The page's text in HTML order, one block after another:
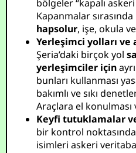
bölgeler “kapalı
Kapanmalar
hapsolur, işe, okula
Yerleşimci yolları ve
Şeria’daki birçok yol
yerleşimciler için
bunları kullanması
bakımlı ve sıkı
Araçlara el konulması
Keyfi tutuklamalar
bir kontrol
isimleri askeri